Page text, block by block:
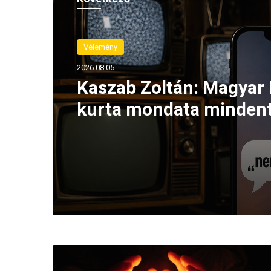
Vélemény
2026.08.05.
Kaszab Zoltán:
kurta mondata mindent
megváltoztat
Vélemény
2026.08.04.
Kaszab Zoltán: Egy
katasztrófa napjait